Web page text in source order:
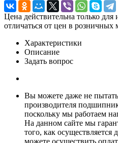
Цена действительна только
отличаться от цен в розничных
Характеристики
Описание
Задать вопрос
Вы можете даже не
производителя
поскольку мы работаем
На данном сайте мы
того, как осуществляется
можете осуществить